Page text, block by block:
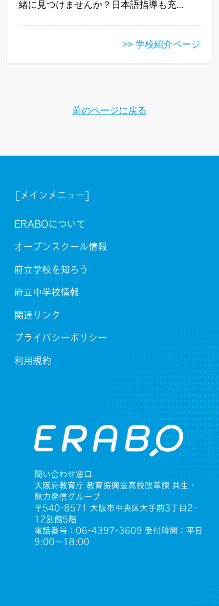
緒に見つけませんか？日本語指導も充...
>> 学校紹介ページ
前のページに戻る
[メインメニュー]
ERABOについて
オープンスクール情報
府立学校を知ろう
府立中学校情報
関連リンク
プライバシーポリシー
利用規約
問い合わせ窓口
大阪府教育庁 教育振興室高校改革課 共生・
魅力発信グループ
〒540-8571 大阪市中央区大手前3丁目2-
12別館5階
電話番号：06-4397-3609 受付時間：平日
9:00〜18:00